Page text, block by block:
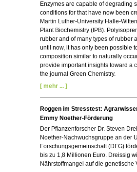
Enzymes are capable of degrading
conditions for that have now been
Martin Luther-University Halle-
Plant Biochemistry (IPB).
rubber and of many types of rubber
until now, it has only been possible
composition similar to naturally
provide important insights toward a
the journal Green Chemistry.
[ mehr ... ]
Roggen im Stresstest:
Emmy Noether-Förderung
Der Pflanzenforscher Dr. Steven
Noether-Nachwuchsgruppe an der
Forschungsgemeinschaft (DFG)
bis zu 1,8 Millionen Euro. Dreissig
Nährstoffmangel auf die